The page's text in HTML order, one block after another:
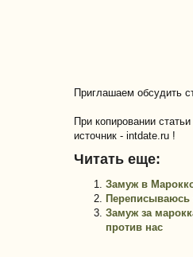
Приглашаем обсудить
При копировании
источник - intdate.ru !
Читать еще:
Замуж в
Переписываюсь
Замуж за
против нас